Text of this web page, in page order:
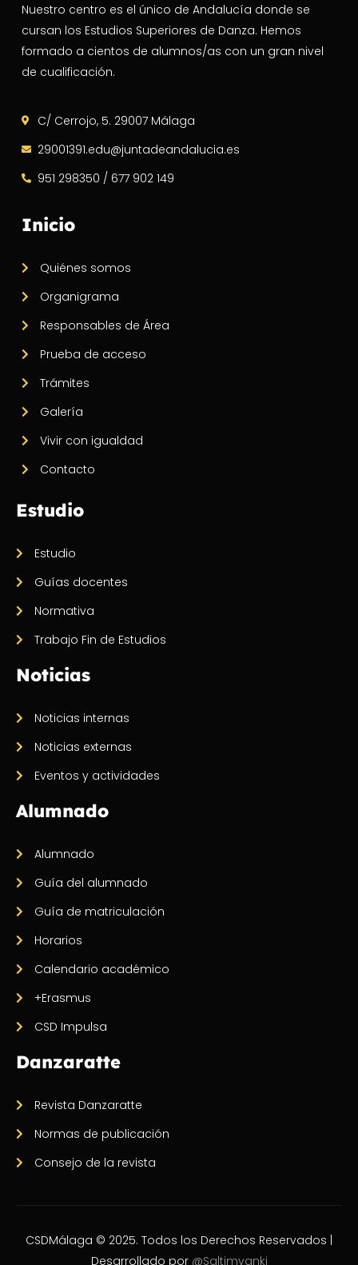
Nuestro centro es el único de Andalucía donde se
cursan los Estudios Superiores de Danza. Hemos
formado a cientos de alumnos/as con un gran nivel
de cualificación.
C/ Cerrojo, 5. 29007 Málaga
29001391.edu@juntadeandalucia.es
951 298350 / 677 902 149
Inicio
Quiénes somos
Organigrama
Responsables de Área
Prueba de acceso
Trámites
Galería
Vivir con igualdad
Contacto
Estudio
Estudio
Guías docentes
Normativa
Trabajo Fin de Estudios
Noticias
Noticias internas
Noticias externas
Eventos y actividades
Alumnado
Alumnado
Guía del alumnado
Guía de matriculación
Horarios
Calendario académico
+Erasmus
CSD Impulsa
Danzaratte
Revista Danzaratte
Normas de publicación
Consejo de la revista
CSDMálaga © 2025. Todos los Derechos Reservados |
Desarrollado por @Saltimvanki